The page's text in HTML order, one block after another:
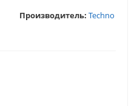
Производитель: Techno